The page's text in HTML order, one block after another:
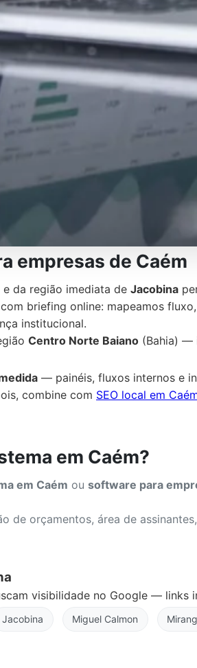
empresas de Caém
e da região imediata de Jacobina
com briefing online: mapeamos
institucional.
Centro Norte Baiano (Bahia) —
— painéis, fluxos internos e
combine com SEO local em
em Caém?
em Caém ou software para
de orçamentos, área de
visibilidade no Google —
Jacobina Miguel Calmon